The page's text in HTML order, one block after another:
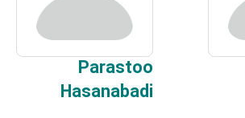
Parastoo
Hasanabadi